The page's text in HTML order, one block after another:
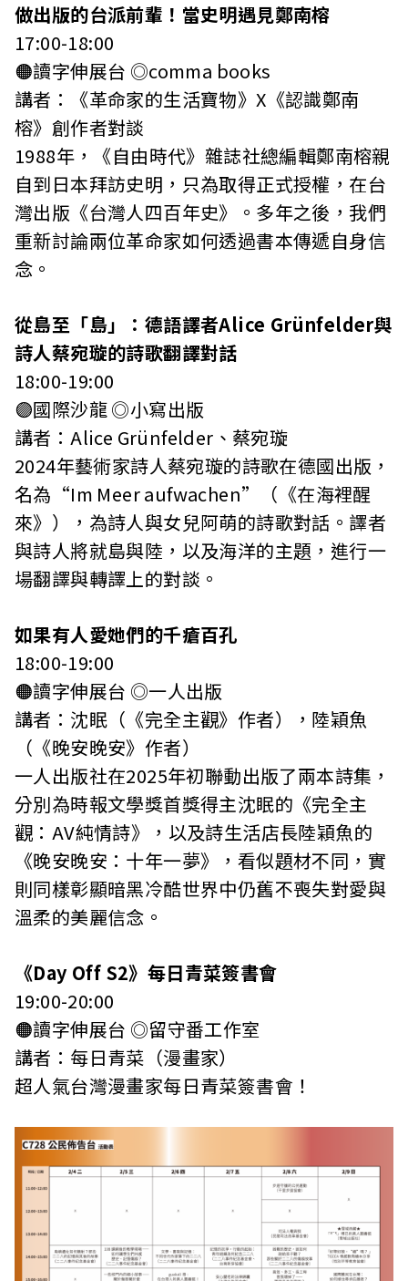
做出版的台派前輩！當史明遇見鄭南榕
17:00-18:00
🟠讀字伸展台 ◎comma books
講者：《革命家的生活寶物》X《認識鄭南
榕》創作者對談
1988年，《自由時代》雜誌社總編輯鄭南榕親
自到日本拜訪史明，只為取得正式授權，在台
灣出版《台灣人四百年史》。多年之後，我們
重新討論兩位革命家如何透過書本傳遞自身信
念。
從島至「島」：德語譯者Alice Grünfelder與
詩人蔡宛璇的詩歌翻譯對話
18:00-19:00
🟣國際沙龍 ◎小寫出版
講者：Alice Grünfelder、蔡宛璇
2024年藝術家詩人蔡宛璇的詩歌在德國出版，
名為“Im Meer aufwachen”（《在海裡醒
來》），為詩人與女兒阿萌的詩歌對話。譯者
與詩人將就島與陸，以及海洋的主題，進行一
場翻譯與轉譯上的對談。
如果有人愛她們的千瘡百孔
18:00-19:00
🟠讀字伸展台 ◎一人出版
講者：沈眠（《完全主觀》作者），陸穎魚
（《晚安晚安》作者）
一人出版社在2025年初聯動出版了兩本詩集，
分別為時報文學獎首獎得主沈眠的《完全主
觀：AV純情詩》，以及詩生活店長陸穎魚的
《晚安晚安：十年一夢》，看似題材不同，實
則同樣彰顯暗黑冷酷世界中仍舊不喪失對愛與
溫柔的美麗信念。
《Day Off S2》每日青菜簽書會
19:00-20:00
🟠讀字伸展台 ◎留守番工作室
講者：每日青菜（漫畫家）
超人氣台灣漫畫家每日青菜簽書會！